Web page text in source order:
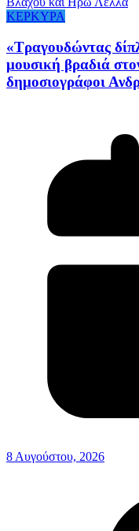
ΚΕΡΚΥΡΑ
«Τραγουδώντας
μουσική βραδιά
δημοσιογράφοι
8 Αυγούστου, 2026